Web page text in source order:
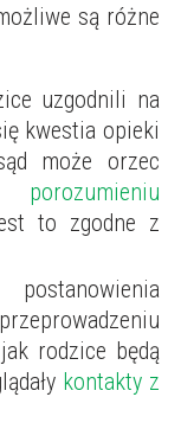
są różne
uzgodnili na
kwestia opieki
może orzec
porozumieniu
to zgodne z
rodzice będą
kontakty z